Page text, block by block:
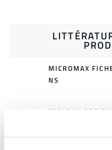
MICROMAX
NS
TABLEAU DES